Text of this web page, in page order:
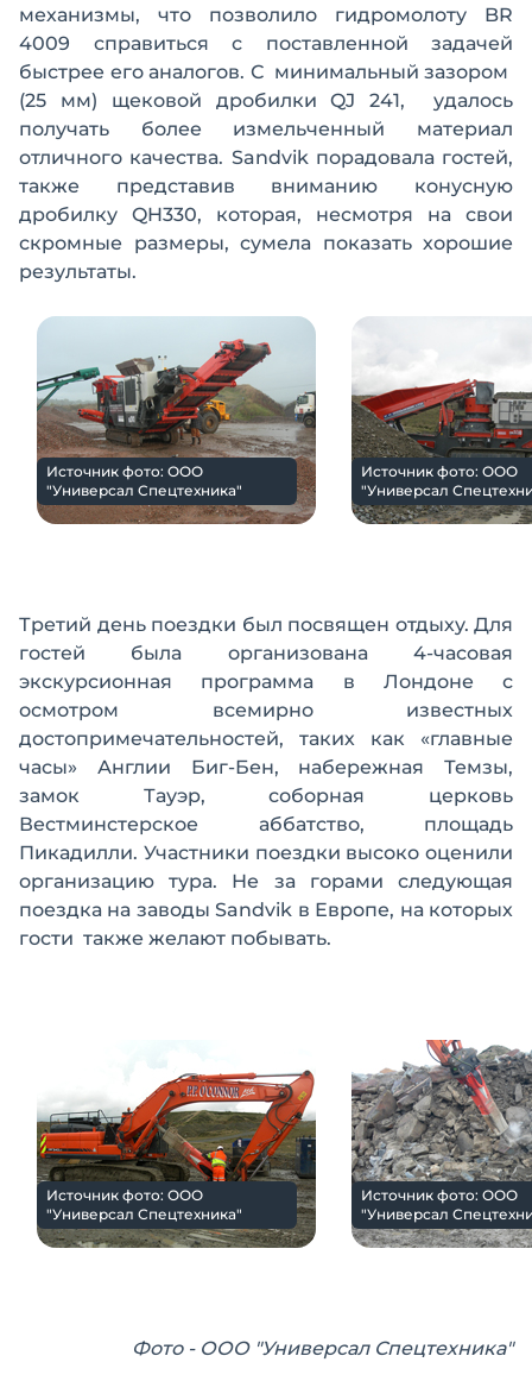
механизмы, что позволило гидромолоту BR
4009 справиться с поставленной задачей
быстрее его аналогов. С минимальный зазором
(25 мм) щековой дробилки QJ 241, удалось
получать более измельченный материал
отличного качества. Sandvik порадовала гостей,
также представив вниманию конусную
дробилку QH330, которая, несмотря на свои
скромные размеры, сумела показать хорошие
результаты.
Источник фото: ООО
"Универсал Спецтехника"
Источник фото: ООО
"Универсал
Третий день поездки был посвящен отдыху. Для
гостей была организована 4-часовая
экскурсионная программа в Лондоне с
осмотром всемирно известных
достопримечательностей, таких как «главные
часы» Англии Биг-Бен, набережная Темзы,
замок Тауэр, соборная церковь
Вестминстерское аббатство, площадь
Пикадилли. Участники поездки высоко оценили
организацию тура. Не за горами следующая
поездка на заводы Sandvik в Европе, на которых
гости также желают побывать.
Источник фото: ООО
"Универсал Спецтехника"
Источник фото: ООО
"Универсал
Фото - ООО "Универсал Спецтехника"